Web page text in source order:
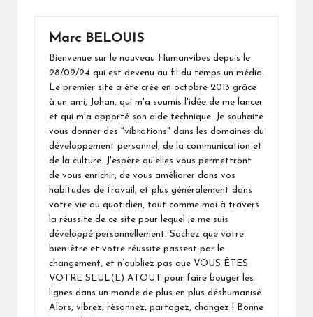
Marc BELOUIS
Bienvenue sur le nouveau Humanvibes depuis le
28/09/24 qui est devenu au fil du temps un média.
Le premier site a été créé en octobre 2013 grâce
à un ami, Johan, qui m'a soumis l'idée de me lancer
et qui m'a apporté son aide technique. Je souhaite
vous donner des "vibrations" dans les domaines du
développement personnel, de la communication et
de la culture. J'espère qu'elles vous permettront
de vous enrichir, de vous améliorer dans vos
habitudes de travail, et plus généralement dans
votre vie au quotidien, tout comme moi à travers
la réussite de ce site pour lequel je me suis
développé personnellement. Sachez que votre
bien-être et votre réussite passent par le
changement, et n’oubliez pas que VOUS ÊTES
VOTRE SEUL(E) ATOUT pour faire bouger les
lignes dans un monde de plus en plus déshumanisé.
Alors, vibrez, résonnez, partagez, changez ! Bonne